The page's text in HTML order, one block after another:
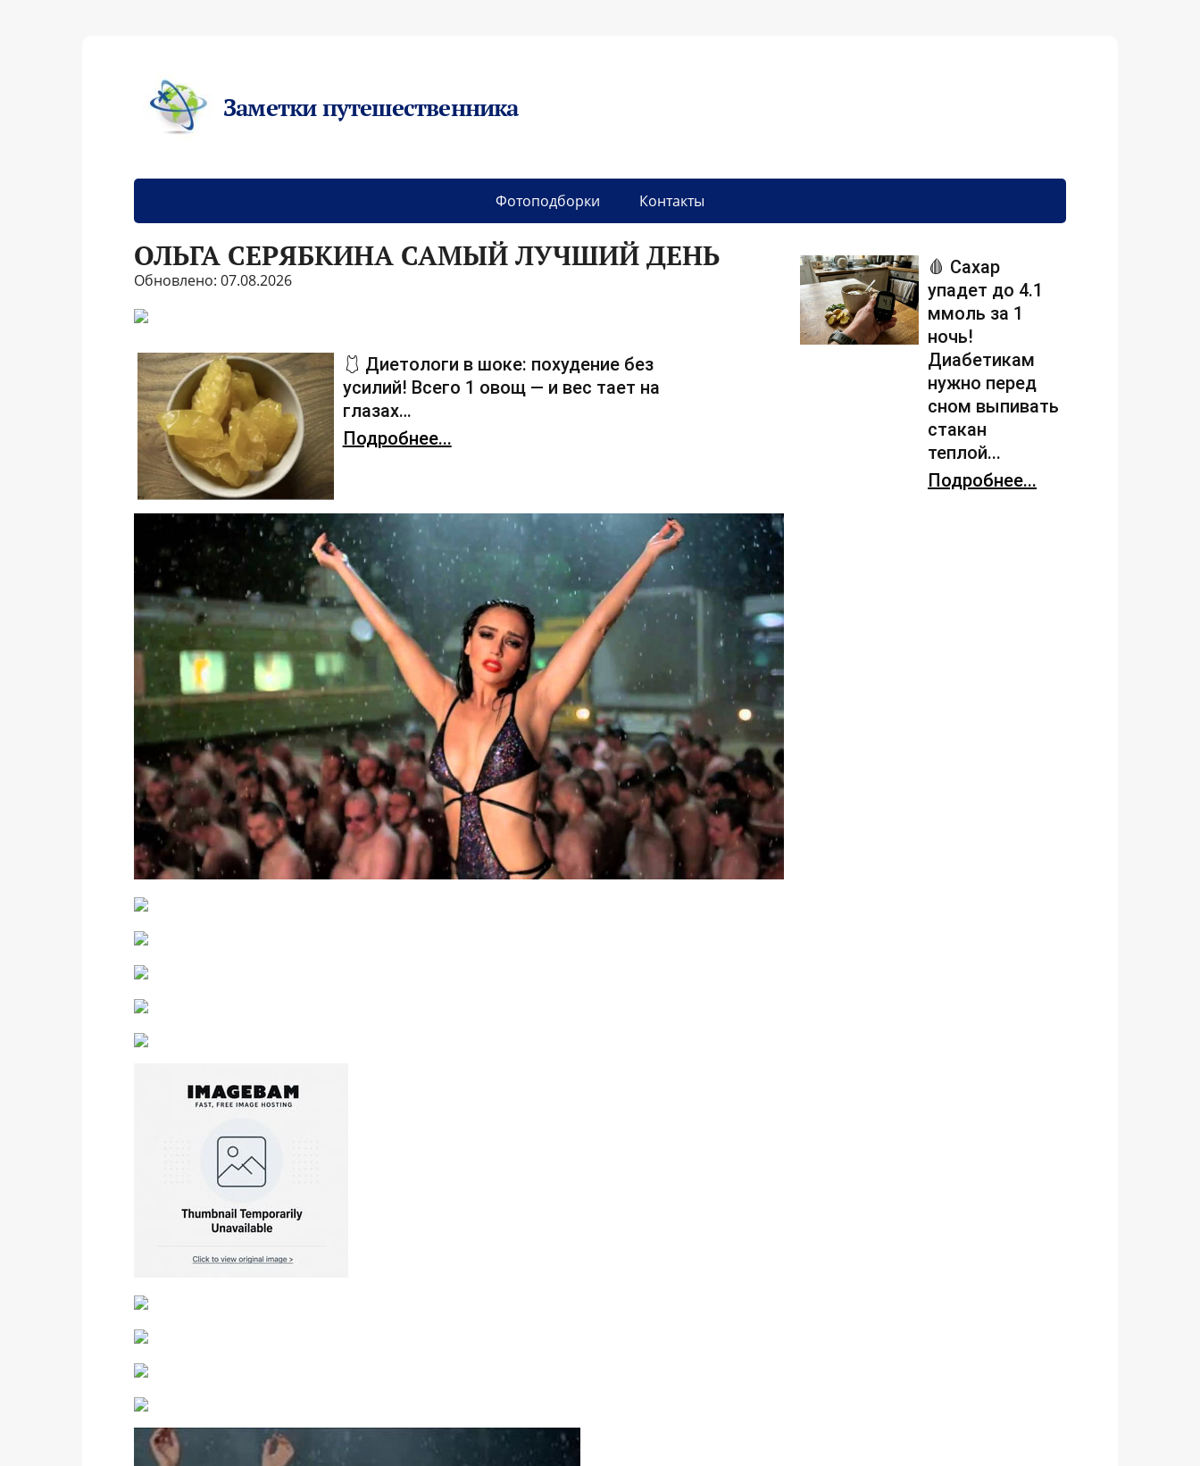
Заметки путешественника
Фотоподборки Контакты
ОЛЬГА СЕРЯБКИНА САМЫЙ ЛУЧШИЙ ДЕНЬ
Обновлено: 07.08.2026
🩱 Диетологи в шоке: похудение без
усилий! Всего 1 овощ — и вес тает на
глазах…
Подробнее...
🩸 Сахар
упадет до 4.1
ммоль за 1
ночь!
Диабетикам
нужно перед
сном выпивать
стакан
теплой...
Подробнее...